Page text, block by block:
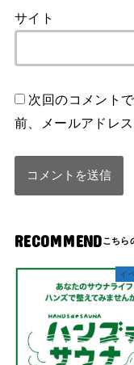
サイト
次回のコメント
前、メールアドレ
RECOMMEND
イ